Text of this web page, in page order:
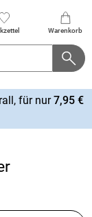
Warenkorb
für nur7,95 €